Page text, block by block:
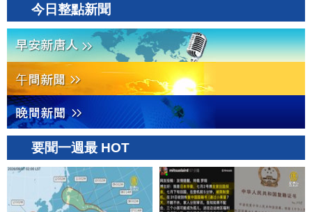
今日整點新聞
要聞一週最 HOT